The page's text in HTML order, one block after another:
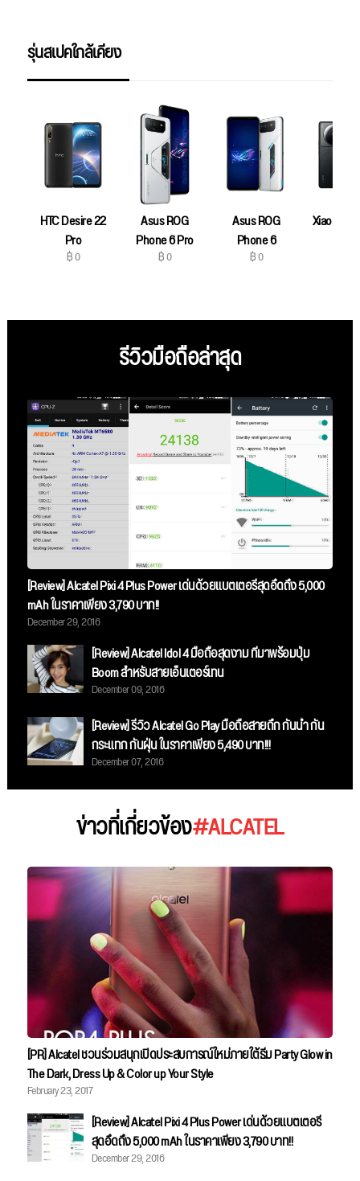
รุ่นสเปคใกล้เคียง
HTC Desire 22
Pro
฿ 0
Asus ROG
Phone 6 Pro
฿ 0
Asus ROG
Phone 6
฿ 0
Xiaomi
รีวิวมือถือล่าสุด
[Review] Alcatel Pixi 4 Plus Power เด่นด้วยแบตเตอรี่สุดอึดถึง 5,000
mAh ในราคาเพียง 3,790 บาท!!
December 29, 2016
[Review] Alcatel Idol 4 มือถือสุดงาม ที่มาพร้อมปุ่ม
Boom สำหรับสายเอ็นเตอร์เทน
December 09, 2016
[Review] รีวิว Alcatel Go Play มือถือสายถึก กันน้ำ กัน
กระแทก กันฝุ่น ในราคาเพียง 5,490 บาท!!!
December 07, 2016
ข่าวที่เกี่ยวข้อง#ALCATEL
[PR] Alcatel ชวนร่วมสนุกเปิดประสบการณ์ใหม่ภายใต้ธีม Party Glow in
The Dark, Dress Up & Color up Your Style
February 23, 2017
[Review] Alcatel Pixi 4 Plus Power เด่นด้วยแบตเตอรี่
สุดอึดถึง 5,000 mAh ในราคาเพียง 3,790 บาท!!
December 29, 2016